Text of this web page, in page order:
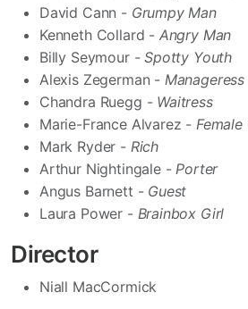
David Cann - Grumpy Man
Kenneth Collard - Angry Man
Billy Seymour -Spotty Youth
Alexis Zegerman - Manageress
Chandra Ruegg - Waitress
Marie-France Alvarez -
Mark Ryder - Rich
Arthur Nightingale -Porter
Angus Barnett - Guest
Laura Power - Brainbox Girl
Director
Niall MacCormick